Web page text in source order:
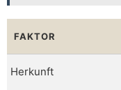
FAKTOR
Herkunft